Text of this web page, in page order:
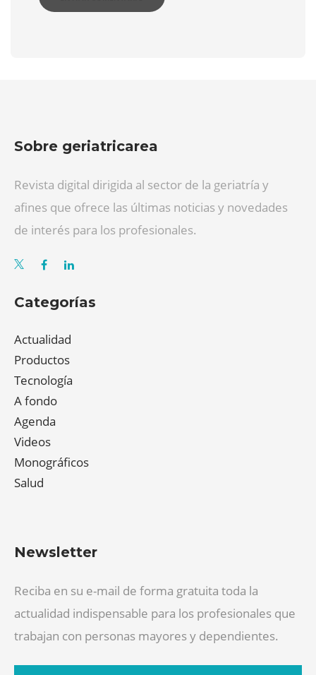
Sobre geriatricarea
Revista digital dirigida al sector de la geriatría y
afines que ofrece las últimas noticias y novedades
de interés para los profesionales.
Categorías
Actualidad
Productos
Tecnología
A fondo
Agenda
Videos
Monográficos
Salud
Newsletter
Reciba en su e-mail de forma gratuita toda la
actualidad indispensable para los profesionales que
trabajan con personas mayores y dependientes.